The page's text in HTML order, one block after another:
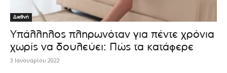
Διεθνή
Υπάλληλος πληρωνόταν για πέντε χρόνια
χωρίς να δουλεύει: Πώς τα κατάφερε
3 Ιανουαρίου 2022